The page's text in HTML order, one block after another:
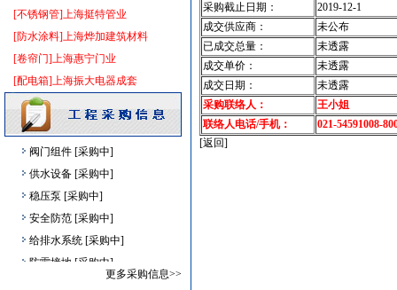
[不锈钢管]上海挺特管业
[防水涂料]上海烨加建筑材料
[卷帘门]上海惠宁门业
[配电箱]上海振大电器成套
复合木地板 [采购中]
消火栓系统 [采购中]
火灾自动报警系统
仪器仪表 [采购中]
给排水管件
强弱电设施 [采购中]
阀门组件 [采购中]
供水设备 [采购中]
稳压泵 [采购中]
安全防范 [采购中]
给排水系统 [采购中]
防雷接地 [采购中]
[采购中]更多采购信息>>
采购截止日期：
2019-12-1
成交供应商：
未公布
已成交总量：
未透露
成交单价：
未透露
成交日期：
未透露
采购联络人：
王小姐
联络人电话/手机：
021-54591008-
[返回]